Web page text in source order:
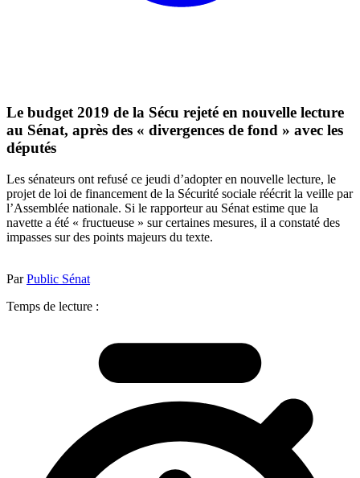
Le budget 2019 de la Sécu rejeté en nouvelle lecture
au Sénat, après des « divergences de fond » avec les
députés
Les sénateurs ont refusé ce jeudi d’adopter en nouvelle lecture, le
projet de loi de financement de la Sécurité sociale réécrit la veille par
l’Assemblée nationale. Si le rapporteur au Sénat estime que la
navette a été « fructueuse » sur certaines mesures, il a constaté des
impasses sur des points majeurs du texte.
ParPublic Sénat
Temps de lecture :